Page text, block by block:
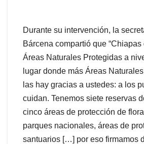
Durante su intervención, la
Bárcena compartió que
Áreas Naturales Protegidas a
lugar donde más Áreas
las hay gracias a ustedes: a los
cuidan. Tenemos siete reservas
cinco áreas de protección de
parques nacionales, áreas de
santuarios […] por eso firmamos